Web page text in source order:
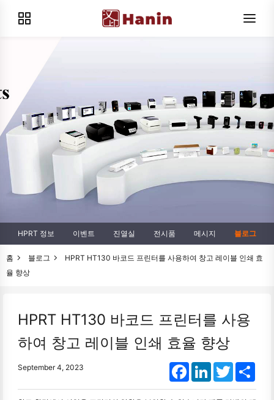
HPRT 정보 이벤트 진열실 전시품 메시지 블로그
홈 블로그
HPRT HT130 바코드 프린터를 사용하여 창고 레이블 인쇄 효
율 향상
HPRT HT130 바코드 프린터를 사용
하여 창고 레이블 인쇄 효율 향상
September 4, 2023 FacebookLinkedInTwitter